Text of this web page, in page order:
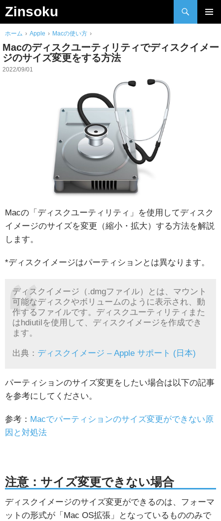
Zinsoku
検
索
to
ホーム › Apple › Macの使い方 ›
Macのディスクユーティリティでディスクイメー
ジのサイズ変更をする方法
2022/09/01
Macの「ディスクユーティリティ」を使用してディスク
イメージのサイズを変更（縮小・拡大）する方法を解説
します。
*ディスクイメージはパーティションとは異なります。
ディスクイメージ（.dmgファイル）とは、マウント
可能なディスクやボリュームのように表示され、動
作するファイルです。ディスクユーティリティまた
はhdiutil を使用して、ディスクイメージを作成でき
ます。
出典： ディスクイメージ – Apple サポート (日本)
パーティションのサイズ変更をしたい場合は以下の記事
を参考にしてください。
参考： Macでパーティションのサイズ変更ができない原
因と対処法
注意：サイズ変更できない場合
ディスクイメージのサイズ変更ができるのは、フォーマ
ットの形式が「Mac OS拡張」となっているもののみで